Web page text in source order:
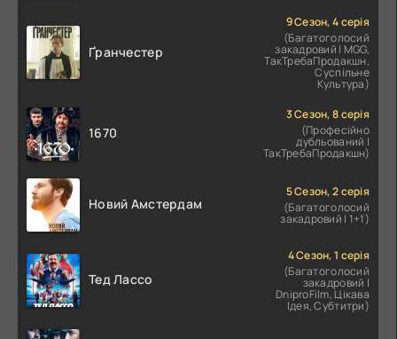
Ґранчестер
9 Сезон, 4 серія
(Багатоголосий
закадровий | MGG,
ТакТребаПродакшн,
Суспільне
Культура)
1670
3 Сезон, 8 серія
(Професійно
дубльований |
ТакТребаПродакшн)
Новий Амстердам
5 Сезон, 2 серія
(Багатоголосий
закадровий | 1+1)
Тед Лассо
4 Сезон, 1 серія
(Багатоголосий
закадровий |
DniproFilm, Цікава
Ідея, Субтитри)